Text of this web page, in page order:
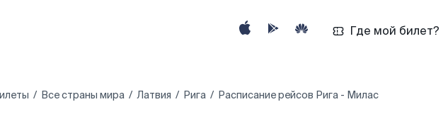
Где мой билет?
Все страны мира Латвия Рига Расписание рейсов Рига - Милас